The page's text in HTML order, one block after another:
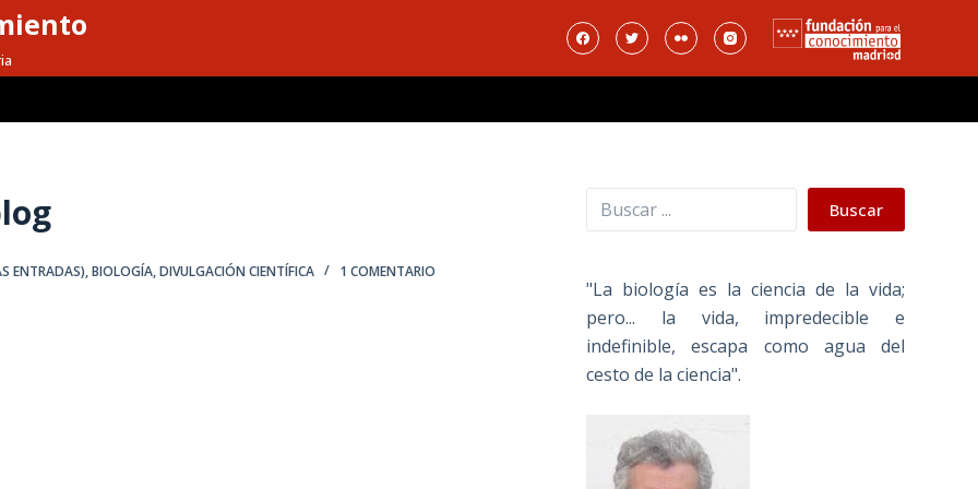
ENTRADAS),BIOLOGÍA,DIVULGACIÓN CIENTÍFICA 1 COMENTARIO
Buscar Buscar
"La biología es la ciencia de la vida;
pero... la vida, impredecible e
indefinible, escapa como agua del
cesto de la ciencia".